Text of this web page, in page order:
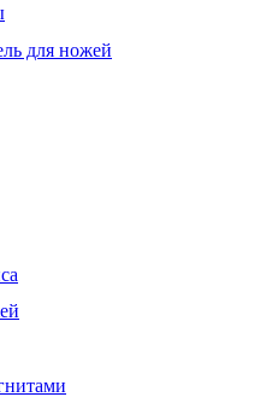
для ножей